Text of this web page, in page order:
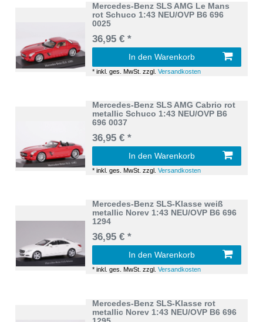
Mercedes-Benz SLS AMG Le Mans
rot Schuco 1:43 NEU/OVP B6 696
0025
36,95 € *
In den Warenkorb
*inkl. ges. MwSt. zzgl.Versandkosten
Mercedes-Benz SLS AMG Cabrio rot
metallic Schuco 1:43 NEU/OVP B6
696 0037
36,95 € *
In den Warenkorb
*inkl. ges. MwSt. zzgl.Versandkosten
Mercedes-Benz SLS-Klasse weiß
metallic Norev 1:43 NEU/OVP B6 696
1294
36,95 € *
In den Warenkorb
*inkl. ges. MwSt. zzgl.Versandkosten
Mercedes-Benz SLS-Klasse rot
metallic Norev 1:43 NEU/OVP B6 696